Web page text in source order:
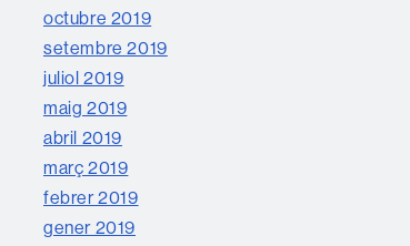
octubre 2019
setembre 2019
juliol 2019
maig 2019
abril 2019
març 2019
febrer 2019
gener 2019